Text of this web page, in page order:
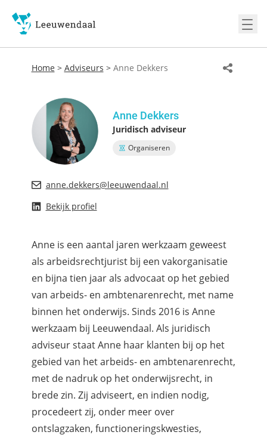
Home > Adviseurs > Anne Dekkers
Anne Dekkers
Juridisch adviseur
Organiseren
anne.dekkers@leeuwendaal.nl
Bekijk profiel
Anne is een aantal jaren werkzaam geweest
als arbeidsrechtjurist bij een vakorganisatie
en bijna tien jaar als advocaat op het gebied
van arbeids- en ambtenarenrecht, met name
binnen het onderwijs. Sinds 2016 is Anne
werkzaam bij Leeuwendaal. Als juridisch
adviseur staat Anne haar klanten bij op het
gebied van het arbeids- en ambtenarenrecht,
met de nadruk op het onderwijsrecht, in
brede zin. Zij adviseert, en indien nodig,
procedeert zij, onder meer over
ontslagzaken, functioneringskwesties,